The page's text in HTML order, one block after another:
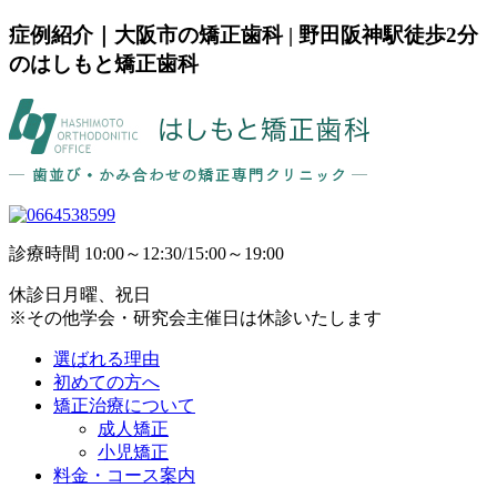
症例紹介｜大阪市の矯正歯科 | 野田阪神駅徒歩2分
のはしもと矯正歯科
診療時間 10:00～12:30/15:00～19:00
休診日 月曜、祝日
※その他学会・研究会主催日は休診いたします
選ばれる理由
初めての方へ
矯正治療について
成人矯正
小児矯正
料金・コース案内